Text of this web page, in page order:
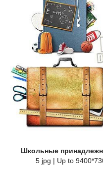
Школьные
5 jpg | Up to